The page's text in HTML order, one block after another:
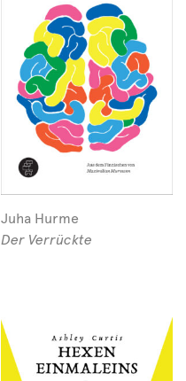
Juha Hurme
Der Verrückte